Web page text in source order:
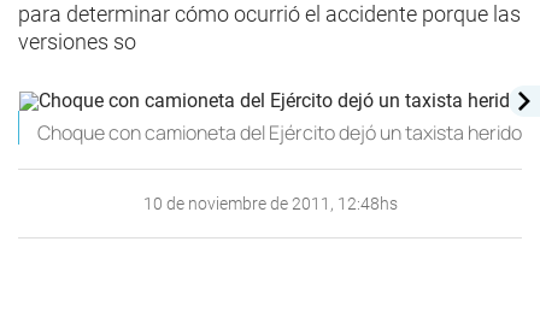
para determinar cómo ocurrió el accidente porque las
versiones so
Choque con camioneta del Ejército dejó un taxista herido
10 de noviembre de 2011, 12:48hs